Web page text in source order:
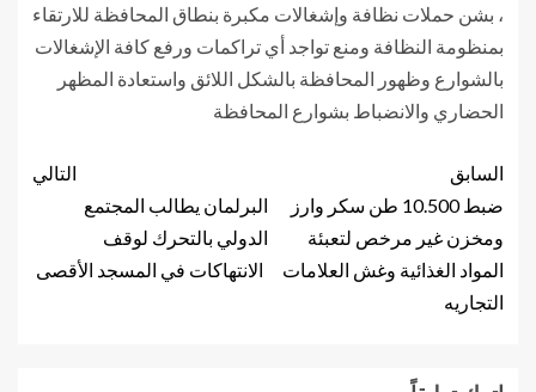
، بشن حملات نظافة وإشغالات مكبرة بنطاق المحافظة للارتقاء
بمنظومة النظافة ومنع تواجد أي تراكمات ورفع كافة الإشغالات
بالشوارع وظهور المحافظة بالشكل اللائق واستعادة المظهر
الحضاري والانضباط بشوارع المحافظة
السابق
ضبط 10.500 طن سكر وارز
ومخزن غير مرخص لتعبئة
المواد الغذائية وغش العلامات
التجاريه
التالي
البرلمان يطالب المجتمع
الدولي بالتحرك لوقف
الانتهاكات في المسجد الأقصى